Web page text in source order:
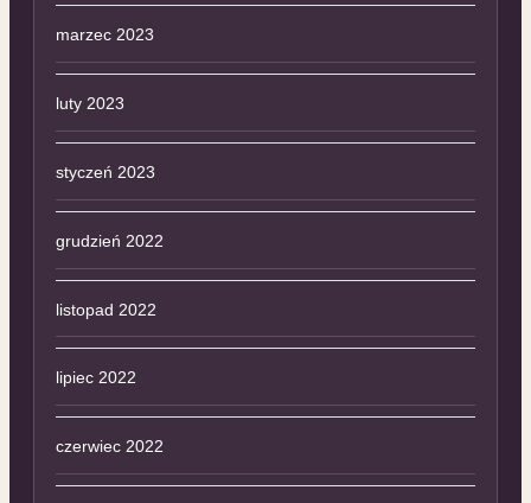
marzec 2023
luty 2023
styczeń 2023
grudzień 2022
listopad 2022
lipiec 2022
czerwiec 2022